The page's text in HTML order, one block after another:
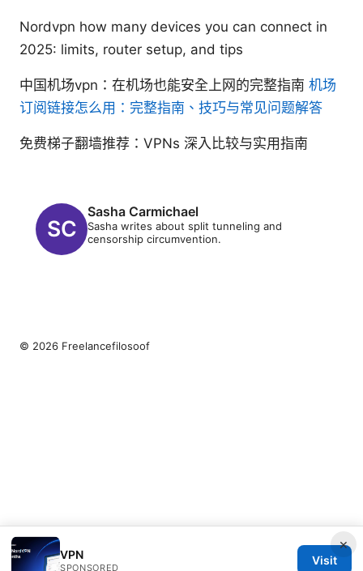
Nordvpn how many devices you can connect in
2025: limits, router setup, and tips
中国机场vpn：在机场也能安全上网的完整指南 机场
订阅链接怎么用：完整指南、技巧与常见问题解答
免费梯子翻墙推荐：VPNs 深入比较与实用指南
Sasha Carmichael
Sasha writes about split tunneling and
censorship circumvention.
×
VPN
SPONSORED
Visit
© 2026 Freelancefilosoof